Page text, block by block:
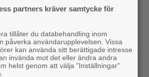
jättesuccé – 97% på Rotten
superhjältefilm landar på HBO
charmig”
partners kräver samtycke för
tillåter du databehandling inom
påverka användarupplevelsen. Vissa
kan använda sitt berättigade intresse
invända mot det eller ändra andra
helst genom att välja "Inställningar"